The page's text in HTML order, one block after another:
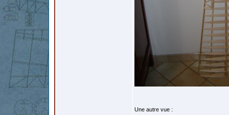
Une autre vue :